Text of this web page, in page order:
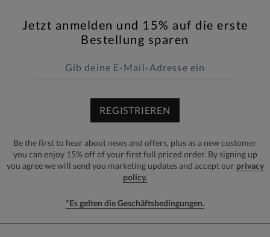
Jetzt anmelden und 15% auf die erste
Bestellung sparen
REGISTRIEREN
Be the first to hear about news and offers, plus as a new customer
you can enjoy 15% off of your first full priced order. By signing up
you agree we will send you marketing updates and accept our privacy
policy.
*Es gelten die Geschäftsbedingungen.